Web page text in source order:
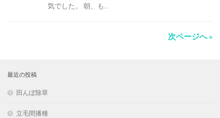
気でした。 朝、も...
次ページへ »
最近の投稿
田んぼ除草
立毛間播種